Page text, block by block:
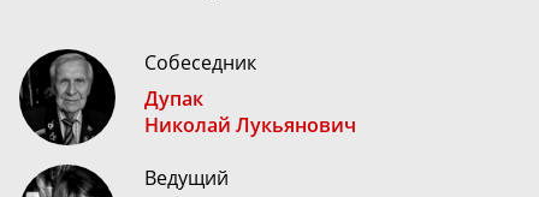
Собеседник
Дупак
Николай Лукьянович
Ведущий